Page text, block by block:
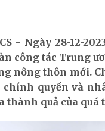
- Ngày 28-12-
công tác Trung
nông thôn mới.
chính quyền và
thành quả của